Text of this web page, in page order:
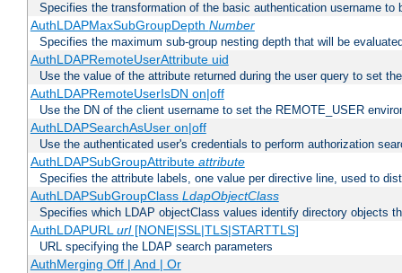
Specifies the transformation of the basic authentication username
AuthLDAPMaxSubGroupDepth Number
Specifies the maximum sub-group nesting depth that will be
AuthLDAPRemoteUserAttribute uid
Use the value of the attribute returned during the user query to set
AuthLDAPRemoteUserIsDN on|off
Use the DN of the client username to set the REMOTE_USER
AuthLDAPSearchAsUser on|off
Use the authenticated user's credentials to perform authorization
AuthLDAPSubGroupAttribute attribute
Specifies the attribute labels, one value per directive line, used to
AuthLDAPSubGroupClass LdapObjectClass
Specifies which LDAP objectClass values identify directory objects
AuthLDAPURLurl[NONE|SSL|TLS|STARTTLS]
URL specifying the LDAP search parameters
AuthMerging Off | And | Or